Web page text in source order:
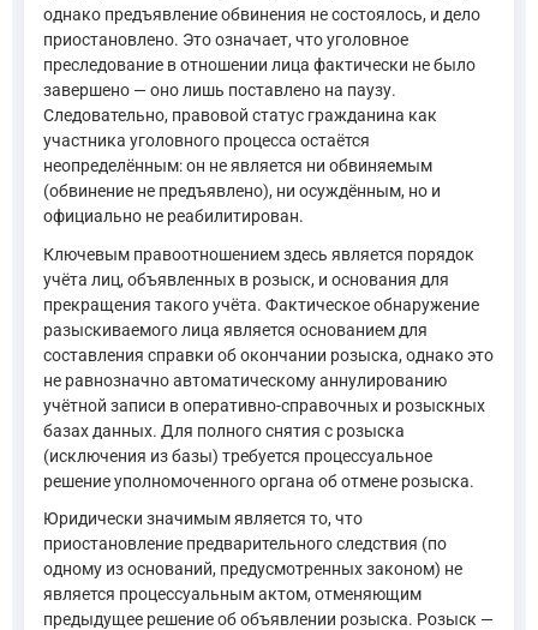
однако предъявление обвинения не состоялось, и дело
приостановлено. Это означает, что уголовное
преследование в отношении лица фактически не было
завершено — оно лишь поставлено на паузу.
Следовательно, правовой статус гражданина как
участника уголовного процесса остаётся
неопределённым: он не является ни обвиняемым
(обвинение не предъявлено), ни осуждённым, но и
официально не реабилитирован.
Ключевым правоотношением здесь является порядок
учёта лиц, объявленных в розыск, и основания для
прекращения такого учёта. Фактическое обнаружение
разыскиваемого лица является основанием для
составления справки об окончании розыска, однако это
не равнозначно автоматическому аннулированию
учётной записи в оперативно-справочных и розыскных
базах данных. Для полного снятия с розыска
(исключения из базы) требуется процессуальное
решение уполномоченного органа об отмене розыска.
Юридически значимым является то, что
приостановление предварительного следствия (по
одному из оснований, предусмотренных законом) не
является процессуальным актом, отменяющим
предыдущее решение об объявлении розыска. Розыск —